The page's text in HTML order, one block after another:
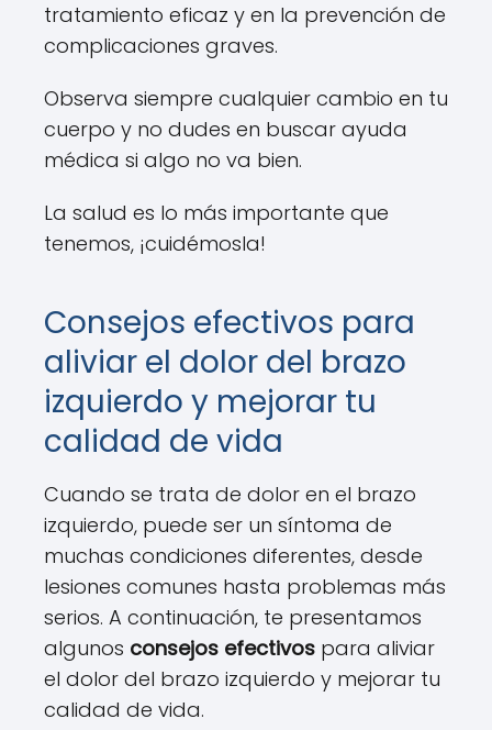
tratamiento eficaz y en la prevención de
complicaciones graves.
Observa siempre cualquier cambio en tu
cuerpo y no dudes en buscar ayuda
médica si algo no va bien.
La salud es lo más importante que
tenemos, ¡cuidémosla!
Consejos efectivos para
aliviar el dolor del brazo
izquierdo y mejorar tu
calidad de vida
Cuando se trata de dolor en el brazo
izquierdo, puede ser un síntoma de
muchas condiciones diferentes, desde
lesiones comunes hasta problemas más
serios. A continuación, te presentamos
algunos consejos efectivos para aliviar
el dolor del brazo izquierdo y mejorar tu
calidad de vida.